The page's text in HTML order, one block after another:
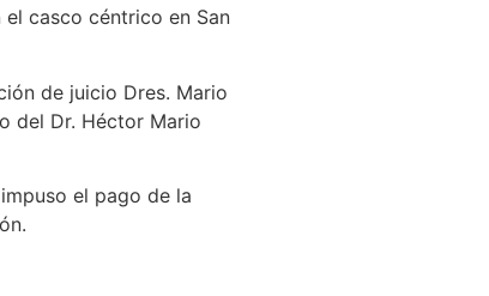
casco céntrico en San
de juicio Dres. Mario
del Dr. Héctor Mario
el pago de la